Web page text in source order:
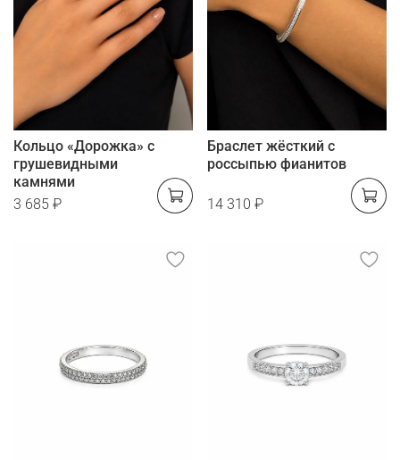
Кольцо «Дорожка» с
грушевидными
камнями
3 685 ₽
Браслет жёсткий с
россыпью фианитов
14 310 ₽